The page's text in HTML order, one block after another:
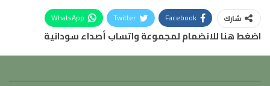
شارك Facebook
Twitter
WhatsApp
اضغط هنا للانضمام لمجموعة واتساب أصداء سودانية